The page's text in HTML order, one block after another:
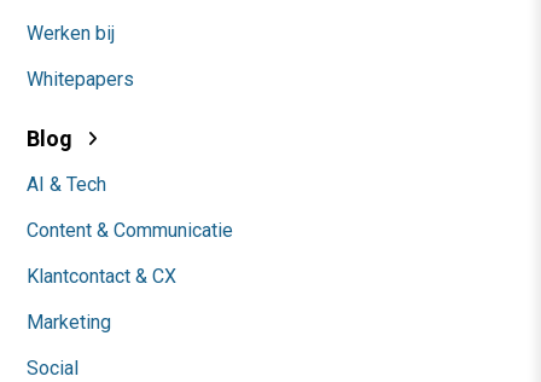
Werken bij
Whitepapers
Blog
AI & Tech
Content & Communicatie
Klantcontact & CX
Marketing
Social